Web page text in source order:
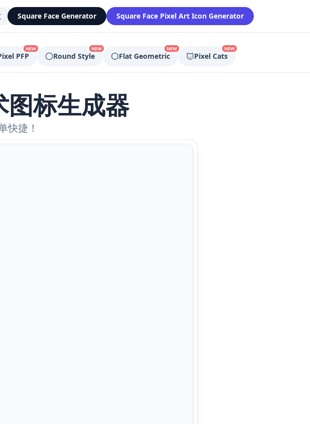
Square Face Generator Square Face Pixel Art Icon Generator
PFP
NEW
Round Style
NEW
Flat Geometric
NEW
Pixel Cats
NEW
图标生成器
快捷！